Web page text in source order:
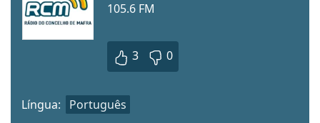
105.6 FM
3 0
Língua: Português